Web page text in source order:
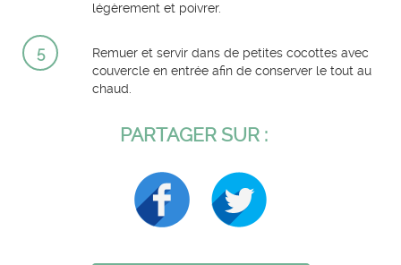
légèrement et poivrer.
5
Remuer et servir dans de petites cocottes avec
couvercle en entrée afin de conserver le tout au
chaud.
PARTAGER SUR :